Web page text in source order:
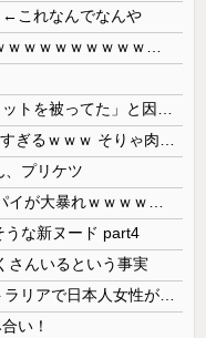
←これなんでなんや
、プリケツ
うな新ヌード part4
さんいるという事実
い！